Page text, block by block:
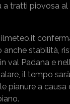
tratti piovosa
anche stabilità,
val Padana e
il tempo
pianure a